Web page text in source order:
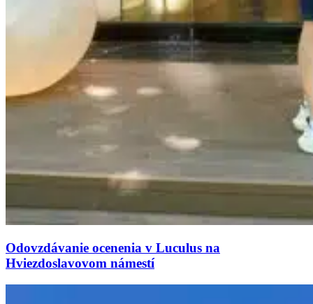
Odovzdávanie ocenenia v Luculus na
Hviezdoslavovom námestí